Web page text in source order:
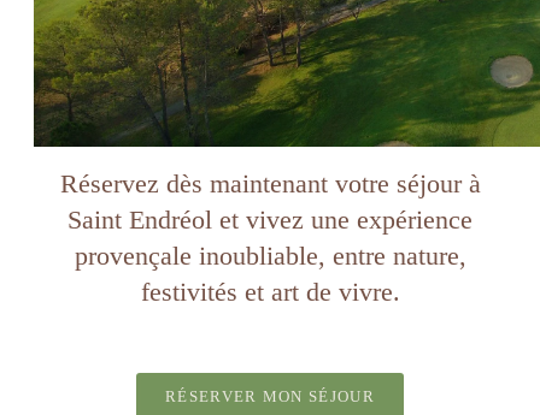
Réservez dès maintenant votre séjour à
Saint Endréol et vivez une expérience
provençale inoubliable, entre nature,
festivités et art de vivre.
RÉSERVER MON SÉJOUR